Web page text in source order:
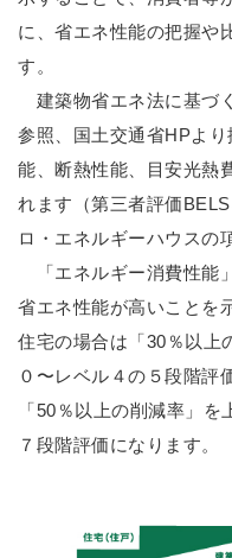
に、省エネ性能の把握や
す。
建築物省エネ法に基づ
参照、国土交通省HPより
能、断熱性能、目安光熱
れます（第三者評価
ロ・エネルギーハウスの
「エネルギー消費性能
省エネ性能が高いことを
住宅の場合は「30％以上
０〜レベル４の５段階評
「50％以上の削減率」
７段階評価になります。